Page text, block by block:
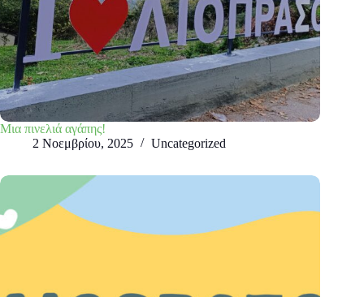
Μια πινελιά αγάπης!
2 Νοεμβρίου, 2025
Uncategorized